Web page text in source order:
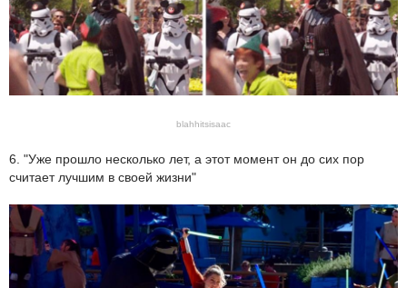
blahhitsisaac
6. "Уже прошло несколько лет, а этот момент он до сих пор
считает лучшим в своей жизни"